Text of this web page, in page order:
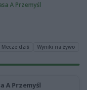
A Przemyśl
Mecze dziś Wyniki na żywo
A Przemyśl